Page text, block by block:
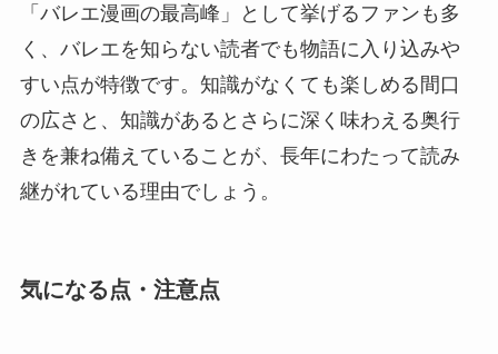
「バレエ漫画の最高峰」として挙げるファンも多
く、バレエを知らない読者でも物語に入り込みや
すい点が特徴です。知識がなくても楽しめる間口
の広さと、知識があるとさらに深く味わえる奥行
きを兼ね備えていることが、長年にわたって読み
継がれている理由でしょう。
気になる点・注意点